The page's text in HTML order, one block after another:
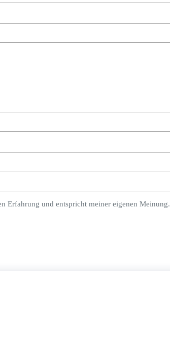
Erfahrung und entspricht meiner eigenen Meinung.